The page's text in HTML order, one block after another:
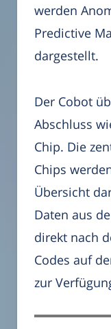
werden
Predictive
dargestellt.
Der Cobot
Abschluss
Chip. Die
Chips
Übersicht
Daten aus
direkt nach
Codes auf
zur